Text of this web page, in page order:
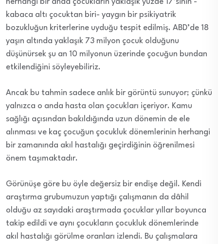
kabaca altı çocuktan biri- yaygın bir psikiyatrik
bozukluğun kriterlerine uyduğu tespit edilmiş. ABD’de 18
yaşın altında yaklaşık 73 milyon çocuk olduğunu
düşünürsek şu an 10 milyonun üzerinde çocuğun bundan
etkilendiğini söyleyebiliriz.
Ancak bu tahmin sadece anlık bir görüntü sunuyor; çünkü
yalnızca o anda hasta olan çocukları içeriyor. Kamu
sağlığı açısından bakıldığında uzun dönemin de ele
alınması ve kaç çocuğun çocukluk dönemlerinin herhangi
bir zamanında akıl hastalığı geçirdiğinin öğrenilmesi
önem taşımaktadır.
Görünüşe göre bu öyle değersiz bir endişe değil. Kendi
araştırma grubumuzun yaptığı çalışmanın da dâhil
olduğu az sayıdaki araştırmada çocuklar yıllar boyunca
takip edildi ve aynı çocukların çocukluk dönemlerinde
akıl hastalığı görülme oranları izlendi. Bu çalışmalara